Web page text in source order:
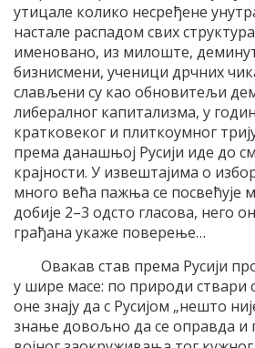
утицале колико несређене
настале распадом свих
именовано, из милоште,
бизнисмени, ученици дрчних
слављени су као обновитељи
либералног капитализма, у
кратковеког и плиткоумног
према данашњој Русији иде до
крајности. У извештајима о
много већа пажња се посвећује
добије 2–3 одсто гласова, него
грађана укаже поверење…
Овакав став према Русији
у шире масе: по природи ствари
оне знају да с Русијом „нешто
знање довољно да се оправда и